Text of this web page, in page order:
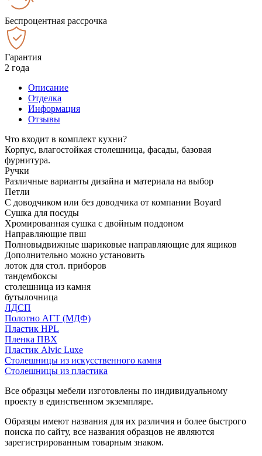
Беспроцентная рассрочка
Гарантия
2 года
Описание
Отделка
Информация
Отзывы
Что входит в комплект кухни?
Корпус, влагостойкая столешница, фасады, базовая
фурнитура.
Ручки
Различные варианты дизайна и материала на выбор
Петли
С доводчиком или без доводчика от компании Boyard
Сушка для посуды
Хромированная сушка с двойным поддоном
Направляющие пвш
Полновыдвижные шариковые направляющие для ящиков
Дополнительно можно установить
лоток для стол. приборов
тандембоксы
столешница из камня
бутылочница
ЛДСП
Полотно АГТ (МДФ)
Пластик HPL
Пленка ПВХ
Пластик Alvic Luxe
Столешницы из искусственного камня
Столешницы из пластика
Все образцы мебели изготовлены по индивидуальному
проекту в единственном экземпляре.
Образцы имеют названия для их различия и более быстрого
поиска по сайту, все названия образцов не являются
зарегистрированным товарным знаком.